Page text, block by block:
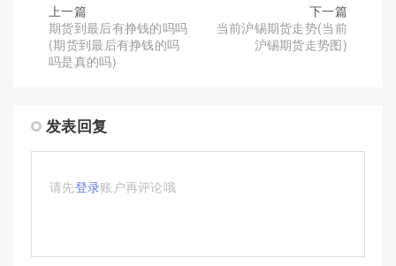
上一篇
期货到最后有挣钱的吗吗
(期货到最后有挣钱的吗
吗是真的吗)
下一篇
当前沪锡期货走势(当前
沪锡期货走势图)
发表回复
请先登录账户再评论哦